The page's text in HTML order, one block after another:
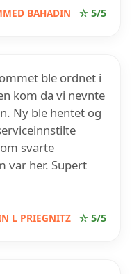
BAHADIN ☆ 5/5
ble ordnet i
kom da vi nevnte
Ny ble hentet og
svarte
var her. Supert
L PRIEGNITZ ☆ 5/5